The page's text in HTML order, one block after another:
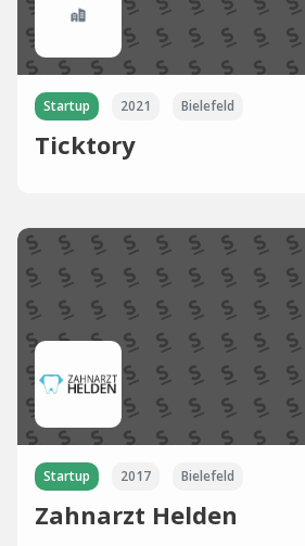
Startup 2021 Bielefeld
Ticktory
Startup 2017 Bielefeld
Zahnarzt Helden